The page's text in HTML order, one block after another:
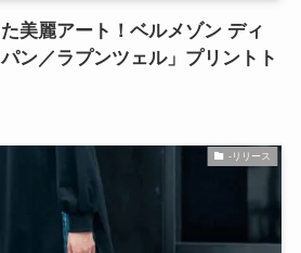
美麗アート！ベルメゾン ディ
ン／ラプンツェル」プリントト
-リリース